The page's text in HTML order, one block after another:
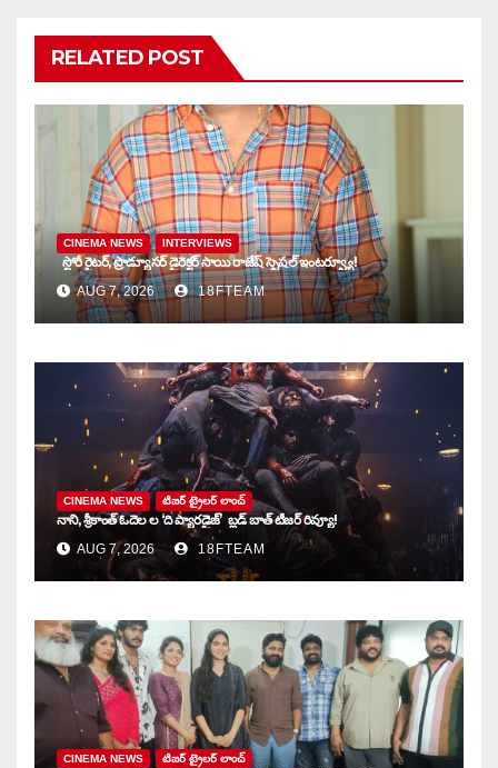
RELATED POST
CINEMA NEWS INTERVIEWS
స్టోరీ రైటర్, ప్రొడ్యూసర్ డైరెక్టర్ సాయి రాజేష్ స్పెషల్ ఇంటర్వ్యూ!
AUG 7, 2026 18FTEAM
CINEMA NEWS టిజర్ ట్రైలర్ లాంచ్
నాని, శ్రీకాంత్ ఓదెల ల ‘ది ప్యారడైజ్’ బ్లడ్ బాత్ టీజర్ రివ్యూ!
AUG 7, 2026 18FTEAM
CINEMA NEWS టిజర్ ట్రైలర్ లాంచ్